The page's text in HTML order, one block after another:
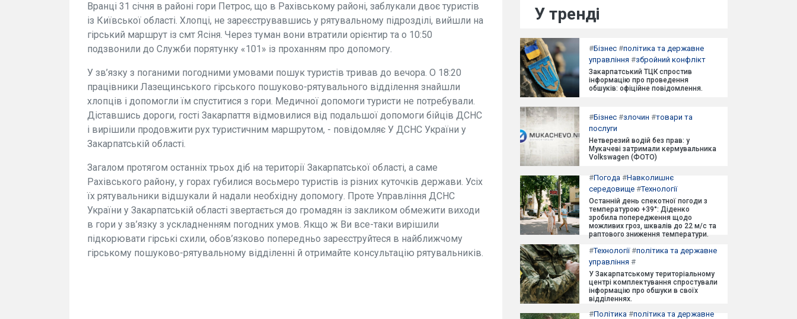
Вранці 31 січня в районі гори Петрос, що в Рахівському районі, заблукали двоє туристів
із Київської області. Хлопці, не зареєструвавшись у рятувальному підрозділі, вийшли на
гірський маршрут із смт Ясіня. Через туман вони втратили орієнтир та о 10:50
подзвонили до Служби порятунку «101» із проханням про допомогу.
У зв’язку з поганими погодними умовами пошук туристів тривав до вечора. О 18:20
працівники Лазещинського гірського пошуково-рятувального відділення знайшли
хлопців і допомогли їм спуститися з гори. Медичної допомоги туристи не потребували.
Діставшись дороги, гості Закарпаття відмовилися від подальшої допомоги бійців ДСНС
і вирішили продовжити рух туристичним маршрутом, - повідомляє У ДСНС України у
Закарпатській області.
Загалом протягом останніх трьох діб на території Закарпатської області, а саме
Рахівського району, у горах губилися восьмеро туристів із різних куточків держави. Усіх
їх рятувальники відшукали й надали необхідну допомогу. Проте Управління ДСНС
України у Закарпатській області звертається до громадян із закликом обмежити виходи
в гори у зв’язку з ускладненням погодних умов. Якщо ж Ви все-таки вирішили
підкорювати гірські схили, обов’язково попередньо зареєструйтеся в найближчому
гірському пошуково-рятувальному відділенні й отримайте консультацію рятувальників.
У тренді
#Бізнес #політика та державне
управління #збройний конфлікт
Закарпатський ТЦК спростив
інформацію про проведення
обшуків: офіційне повідомлення.
#Бізнес #злочин #товари та
послуги
Нетверезий водій без прав: у
Мукачеві затримали кермувальника
Volkswagen (ФОТО)
#Погода #Навколишнє
середовище #Технології
Останній день спекотної погоди з
температурою +39°: Діденко
зробила попередження щодо
можливих гроз, шквалів до 22 м/с та
раптового зниження температури.
#Технології#політика та державне
управління #
У Закарпатському територіальному
центрі комплектування спростували
інформацію про обшуки в своїх
відділеннях.
#Політика #політика та державне